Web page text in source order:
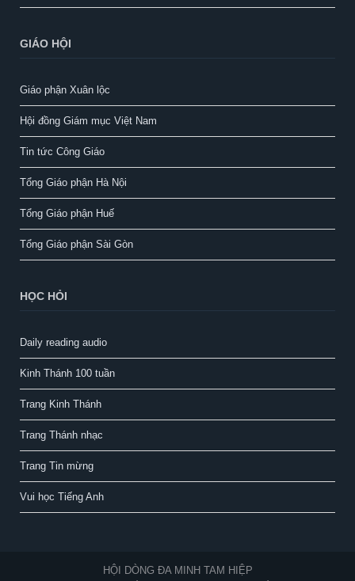
GIÁO HỘI
Giáo phận Xuân lộc
Hội đồng Giám mục Việt Nam
Tin tức Công Giáo
Tổng Giáo phận Hà Nội
Tổng Giáo phận Huế
Tổng Giáo phận Sài Gòn
HỌC HỎI
Daily reading audio
Kinh Thánh 100 tuần
Trang Kinh Thánh
Trang Thánh nhạc
Trang Tin mừng
Vui học Tiếng Anh
HỘI DÒNG ĐA MINH TAM HIỆP